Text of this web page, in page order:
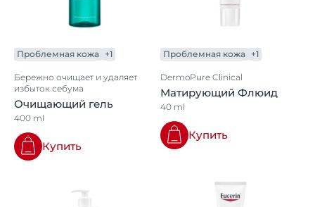
Проблемная кожа +1
Бережно очищает и удаляет
избыток себума
Очищающий гель
400 ml
Купить
Проблемная кожа +1
DermoPure Clinical
Матирующий Флюид
40 ml
Купить